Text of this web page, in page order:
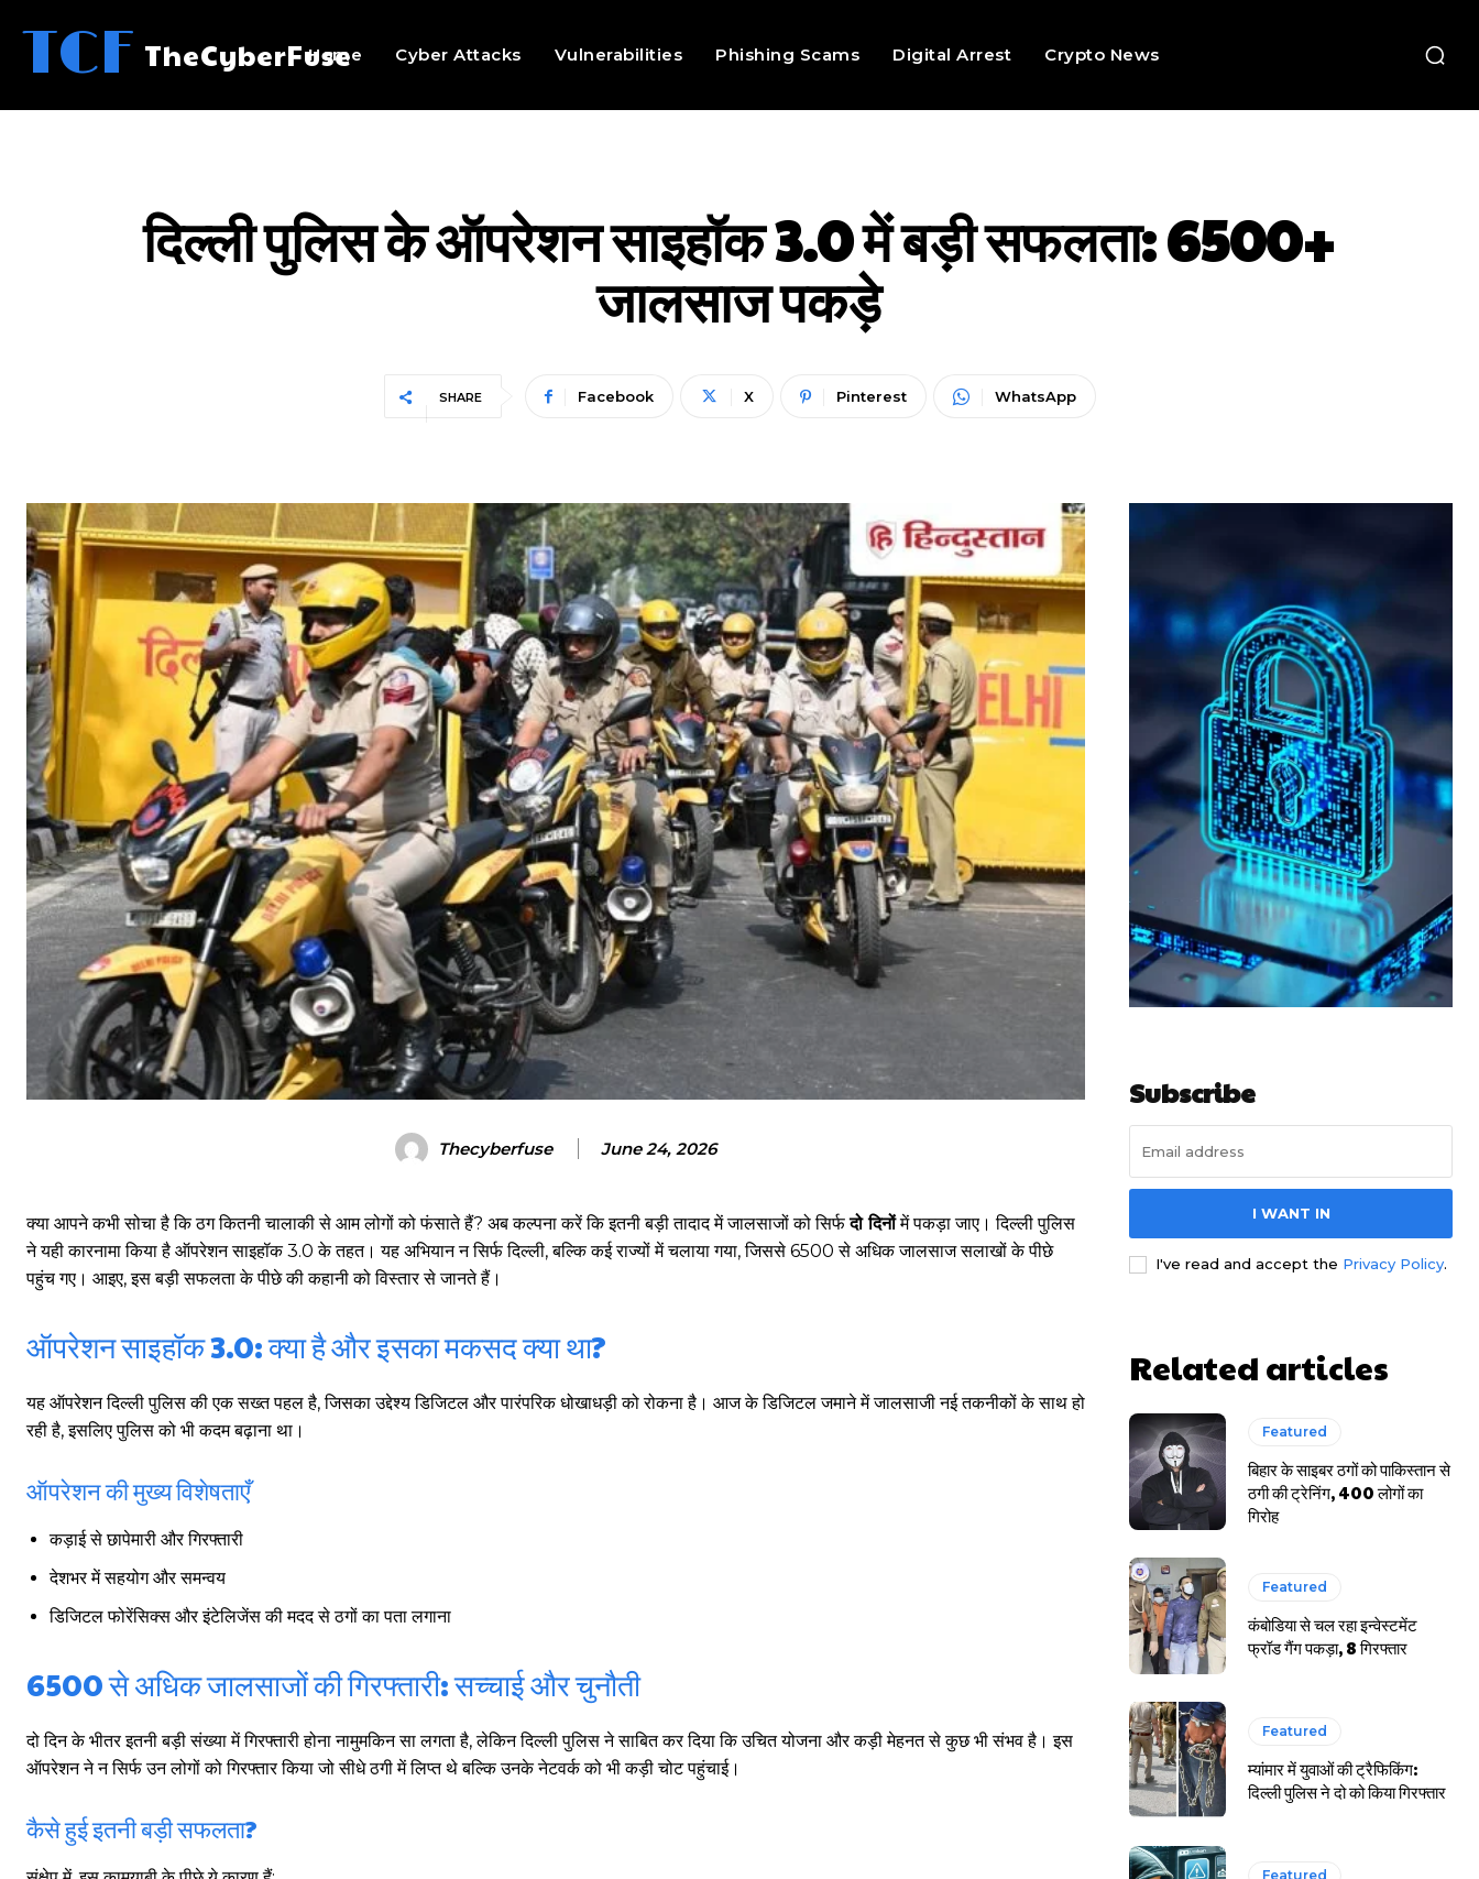
TCF TheCyberFuse
Home Cyber Attacks Vulnerabilities Phishing Scams Digital Arrest Crypto News
दिल्ली पुलिस के ऑपरेशन साइहॉक 3.0 में बड़ी सफलता: 6500+
जालसाज पकड़े
SHARE Facebook X Pinterest WhatsApp
Thecyberfuse June 24, 2026
क्या आपने कभी सोचा है कि ठग कितनी चालाकी से आम लोगों को फंसाते हैं? अब कल्पना करें कि इतनी बड़ी तादाद में जालसाजों को सिर्फदो दिनोंमें पकड़ा जाए। दिल्ली पुलिस
ने यही कारनामा किया है ऑपरेशन साइहॉक 3.0 के तहत। यह अभियान न सिर्फ दिल्ली, बल्कि कई राज्यों में चलाया गया, जिससे 6500 से अधिक जालसाज सलाखों के पीछे
पहुंच गए। आइए, इस बड़ी सफलता के पीछे की कहानी को विस्तार से जानते हैं।
ऑपरेशन साइहॉक 3.0: क्या है और इसका मकसद क्या था?
यह ऑपरेशन दिल्ली पुलिस की एक सख्त पहल है, जिसका उद्देश्य डिजिटल और पारंपरिक धोखाधड़ी को रोकना है। आज के डिजिटल जमाने में जालसाजी नई तकनीकों के साथ हो
रही है, इसलिए पुलिस को भी कदम बढ़ाना था।
ऑपरेशन की मुख्य विशेषताएँ
कड़ाई से छापेमारी और गिरफ्तारी
देशभर में सहयोग और समन्वय
डिजिटल फोरेंसिक्स और इंटेलिजेंस की मदद से ठगों का पता लगाना
6500 से अधिक जालसाजों की गिरफ्तारी: सच्चाई और चुनौती
दो दिन के भीतर इतनी बड़ी संख्या में गिरफ्तारी होना नामुमकिन सा लगता है, लेकिन दिल्ली पुलिस ने साबित कर दिया कि उचित योजना और कड़ी मेहनत से कुछ भी संभव है। इस
ऑपरेशन ने न सिर्फ उन लोगों को गिरफ्तार किया जो सीधे ठगी में लिप्त थे बल्कि उनके नेटवर्क को भी कड़ी चोट पहुंचाई।
कैसे हुई इतनी बड़ी सफलता?
Subscribe
I WANT IN
I've read and accept the Privacy Policy.
Related articles
Featured
बिहार के साइबर ठगों को पाकिस्तान से
ठगी की ट्रेनिंग, 400 लोगों का
गिरोह
Featured
कंबोडिया से चल रहा इन्वेस्टमेंट
फ्रॉड गैंग पकड़ा, 8 गिरफ्तार
Featured
म्यांमार में युवाओं की ट्रैफिकिंग:
दिल्ली पुलिस ने दो को किया गिरफ्तार
Featured